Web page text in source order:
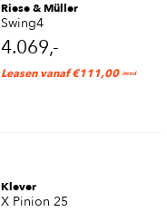
Riese & Müller
Swing4
4.069,-
Leasen vanaf €111,00 /mnd
Klever
X Pinion 25